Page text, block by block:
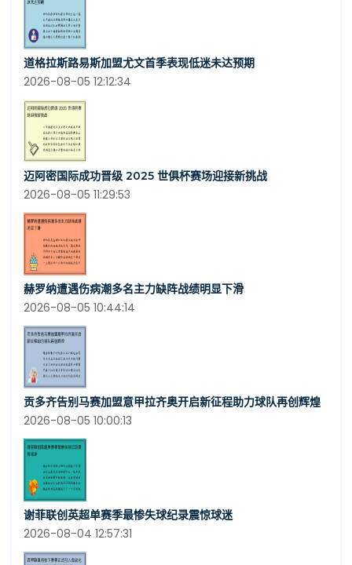
道格拉斯路易斯加盟尤文首季表现低迷未达预期
2026-08-05 12:12:34
迈阿密国际成功晋级 2025 世俱杯赛场迎接新挑战
2026-08-05 11:29:53
赫罗纳遭遇伤病潮多名主力缺阵战绩明显下滑
2026-08-05 10:44:14
贡多齐告别马赛加盟意甲拉齐奥开启新征程助力球队再创辉煌
2026-08-05 10:00:13
谢菲联创英超单赛季最惨失球纪录震惊球迷
2026-08-04 12:57:31